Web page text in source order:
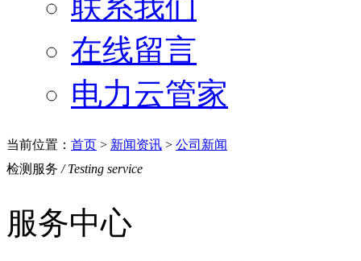
在线留言
电力云管家
当前位置： 首页 > 新闻资讯 > 公司新闻
检测服务 / Testing service
服务中心